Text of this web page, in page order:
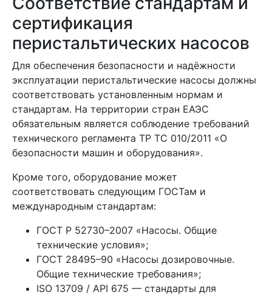
сертификация
перистальтических насосов
Для обеспечения безопасности и надёжности
эксплуатации перистальтические насосы должны
соответствовать установленным нормам и
стандартам. На территории стран ЕАЭС
обязательным является соблюдение требований
технического регламента ТР ТС 010/2011 «О
безопасности машин и оборудования».
Кроме того, оборудование может
соответствовать следующим ГОСТам и
международным стандартам:
ГОСТ Р 52730–2007 «Насосы. Общие
технические условия»;
ГОСТ 28495–90 «Насосы дозировочные.
Общие технические требования»;
ISO 13709 / API 675 — стандарты для